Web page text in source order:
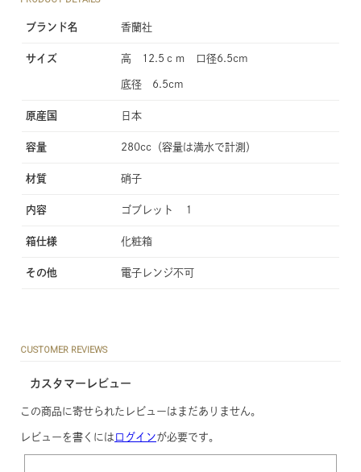
ブランド名 香蘭社
サイズ 高 12.5ｃｍ 口径6.5cm
底径 6.5cm
原産国 日本
容量 280cc（容量は満水で計測）
材質 硝子
内容 ゴブレット １
箱仕様 化粧箱
その他 電子レンジ不可
CUSTOMER REVIEWS
カスタマーレビュー
この商品に寄せられたレビューはまだありません。
レビューを書くには ログインが必要です。